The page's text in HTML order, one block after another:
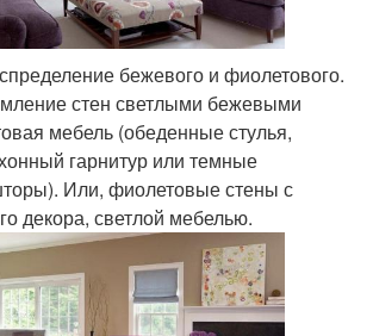
бежевого и фиолетового.
стен светлыми бежевыми
мебель (обеденные стулья,
гарнитур или темные
Или, фиолетовые стены с
декора, светлой мебелью.